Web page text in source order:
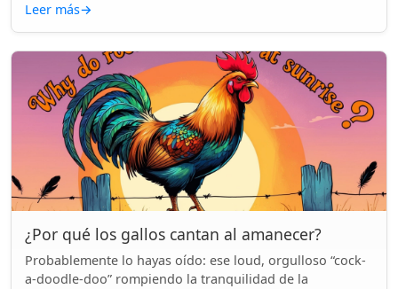
Leer más→
¿Por qué los gallos cantan al amanecer?
Probablemente lo hayas oído: ese loud, orgulloso “cock-
a-doodle-doo” rompiendo la tranquilidad de la